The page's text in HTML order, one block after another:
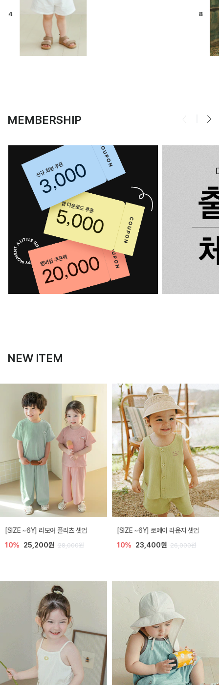
MEMBERSHIP
NEW ITEM
[SIZE ~6Y] 리모어 플리츠 셋업
10% 25,200원 28,000원
[SIZE ~6Y] 로메이 라운지 셋업
10% 23,400원 26,000원